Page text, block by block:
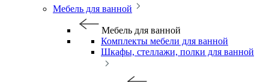
Мебель для ванной
Мебель для ванной
Комплекты мебели для ванной
Шкафы, стеллажи, полки для ванной